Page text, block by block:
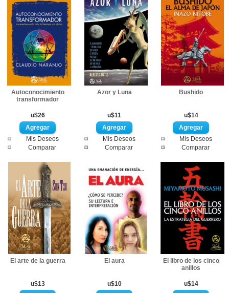
Autoconocimiento
transformador
u$26
Mis Deseos
Comparar
Azor y Luna
u$11
Mis Deseos
Comparar
Bushido
u$14
Mis Deseos
Comparar
El arte de la guerra
u$13
El aura
u$10
El libro de los cinco
anillos
u$14